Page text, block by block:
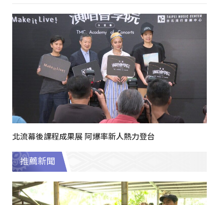
北流幕後課程成果展 阿爆率新人熱力登台
推薦新聞